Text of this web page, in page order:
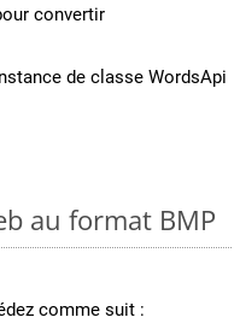
convertir
de classe WordsApi
au format BMP
comme suit :